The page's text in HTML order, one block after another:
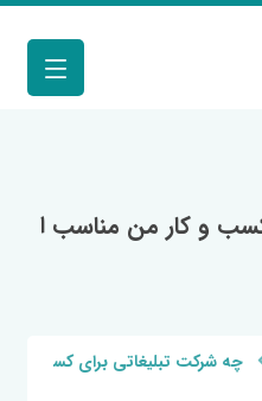
و کار من مناسب ا
چه شرکت تبلیغاتی برای کس